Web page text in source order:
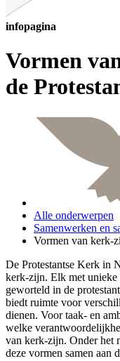
infopagina
Vormen
de
Alle onderwerpen
Samenwerken en
Vormen van kerk-
De Protestantse Kerk in
kerk-zijn. Elk met unieke
geworteld in de
biedt ruimte voor
dienen. Voor taak- en
welke
van kerk-zijn. Onder het
deze vormen samen aan